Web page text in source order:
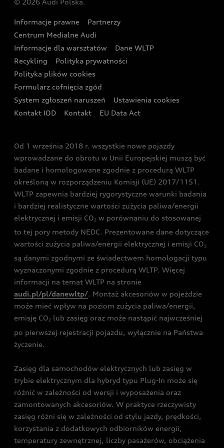
Wyszukaj najbliższego Partnera Audi
Oferta dla przedsiębiorców
Oferta dla klientów prywatnych
Kalkulator rat
Ubezpieczenie
Audi exclusive
Zasięg
Gwarancja
Akcje serwisowe Audi
Katalog online akcesoriów
Audi i Muzeum Sztuki Nowoczesnej w Warszawie
Audi driving experience
Audi quattro Cup
Audi i Puchar Świata w Skokach Narciarskich w
Zakopanem
© 2026 Audi Polska.
Informacje prawne
Partnerzy
Centrum Medialne Audi
Informacje dla warsztatów
Dane WLTP
Recykling
Polityka prywatności
Polityka plików cookies
Formularz cofnięcia zgód
System zgłoszeń naruszeń
Ustawienia cookies
Kontakt IOD
Kontakt EU Data Act
Od 1 września 2018 r. wszystkie nowe pojazdy
wprowadzane do obrotu w Unii Europejskiej muszą być
badane i homologowane zgodnie z procedurą WLTP
określoną w rozporządzeniu Komisji (UE) 2017/1151.
WLTP zapewnia bardziej rygorystyczne warunki badania
i bardziej realistyczne wartości zużycia paliwa/energii
elektrycznej i emisji CO2 w porównaniu do stosowanej
to tej pory metody NEDC. Prezentowane dane dotyczące
wartości zużycia paliwa/energii elektrycznej i emisji CO2
są danymi zgodnymi ze świadectwem homologacji typu
wyznaczonymi zgodnie z procedurą WLTP. Więcej
informacji na temat WLTP na stronie
audi.pl/pl/danewltp/. Montaż akcesoriów w pojeździe
może mieć wpływ na poziom zużycia paliwa/energii,
emisję CO2 lub zasięg oraz może nastąpić najwcześniej
po pierwszej rejestracji pojazdu, wyłącznie na Państwa
życzenie.
Zasięg dla samochodów elektrycznych lub zasięg w
trybie elektrycznym dla hybryd typu Plug-In może się
różnić w zależności od wersji i wyposażenia oraz
zamontowanych akcesoriów. W praktyce rzeczywisty
zasięg różni się w zależności od stylu jazdy, prędkości,
korzystania z dodatkowych odbiorników energii,
temperatury zewnętrznej, liczby pasażerów, obciążenia